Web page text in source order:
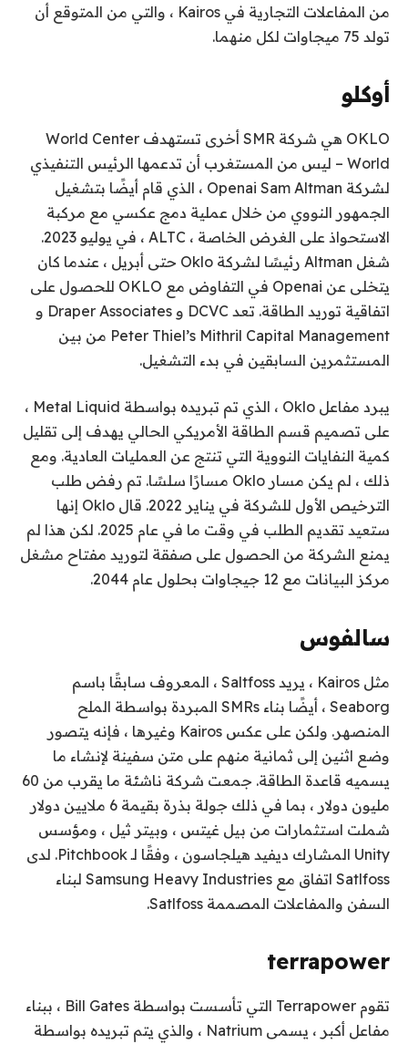
من المفاعلات التجارية في Kairos ، والتي من المتوقع أن
تولد 75 ميجاوات لكل منهما.
أوكلو
OKLO هي شركة SMR أخرى تستهدف World Center
World – ليس من المستغرب أن تدعمها الرئيس التنفيذي
لشركة Openai Sam Altman ، الذي قام أيضًا بتشغيل
الجمهور النووي من خلال عملية دمج عكسي مع مركبة
الاستحواذ على الغرض الخاصة ، ALTC ، في يوليو 2023.
شغل Altman رئيسًا لشركة Oklo حتى أبريل ، عندما كان
يتخلى عن Openai في التفاوض مع OKLO للحصول على
اتفاقية توريد الطاقة. تعد DCVC و Draper Associates و
Peter Thiel’s Mithril Capital Management من بين
المستثمرين السابقين في بدء التشغيل.
يبرد مفاعل Oklo ، الذي تم تبريده بواسطة Metal Liquid ،
على تصميم قسم الطاقة الأمريكي الحالي يهدف إلى تقليل
كمية النفايات النووية التي تنتج عن العمليات العادية. ومع
ذلك ، لم يكن مسار Oklo مسارًا سلسًا. تم رفض طلب
الترخيص الأول للشركة في يناير 2022. قال Oklo إنها
ستعيد تقديم الطلب في وقت ما في عام 2025. لكن هذا لم
يمنع الشركة من الحصول على صفقة لتوريد مفتاح مشغل
مركز البيانات مع 12 جيجاوات بحلول عام 2044.
سالفوس
مثل Kairos ، يريد Saltfoss ، المعروف سابقًا باسم
Seaborg ، أيضًا بناء SMRs المبردة بواسطة الملح
المنصهر. ولكن على عكس Kairos وغيرها ، فإنه يتصور
وضع اثنين إلى ثمانية منهم على متن سفينة لإنشاء ما
يسميه قاعدة الطاقة. جمعت شركة ناشئة ما يقرب من 60
مليون دولار ، بما في ذلك جولة بذرة بقيمة 6 ملايين دولار
شملت استثمارات من بيل غيتس ، وبيتر ثيل ، ومؤسس
Unity المشارك ديفيد هيلجاسون ، وفقًا لـ Pitchbook. لدى
Satlfoss اتفاق مع Samsung Heavy Industries لبناء
السفن والمفاعلات المصممة Satlfoss.
terrapower
تقوم Terrapower التي تأسست بواسطة Bill Gates ، ببناء
مفاعل أكبر ، يسمى Natrium ، والذي يتم تبريده بواسطة